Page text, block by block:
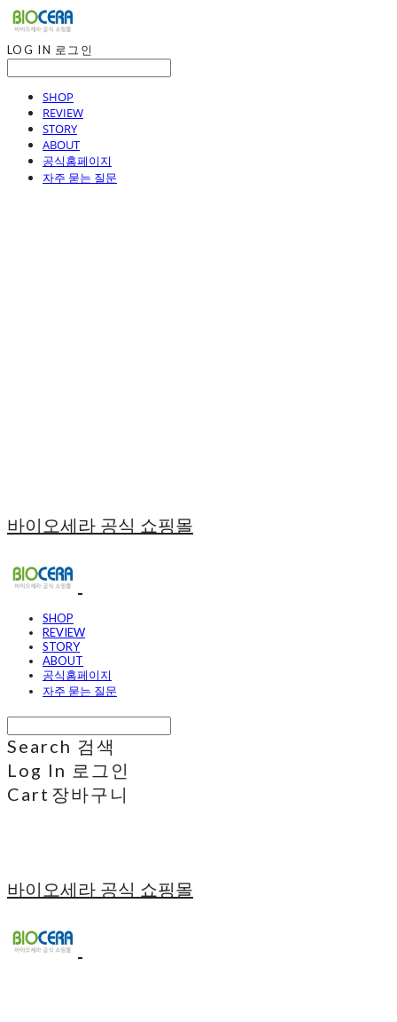
LOG IN 로그인
SHOP
REVIEW
STORY
ABOUT
공식홈페이지
자주 묻는 질문
바이오세라 공식 쇼핑몰
SHOP
REVIEW
STORY
ABOUT
공식홈페이지
자주 묻는 질문
Search 검색
Log In 로그인
Cart 장바구니
바이오세라 공식 쇼핑몰